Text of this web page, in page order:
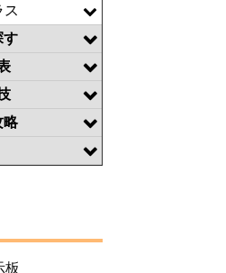
す
略
板